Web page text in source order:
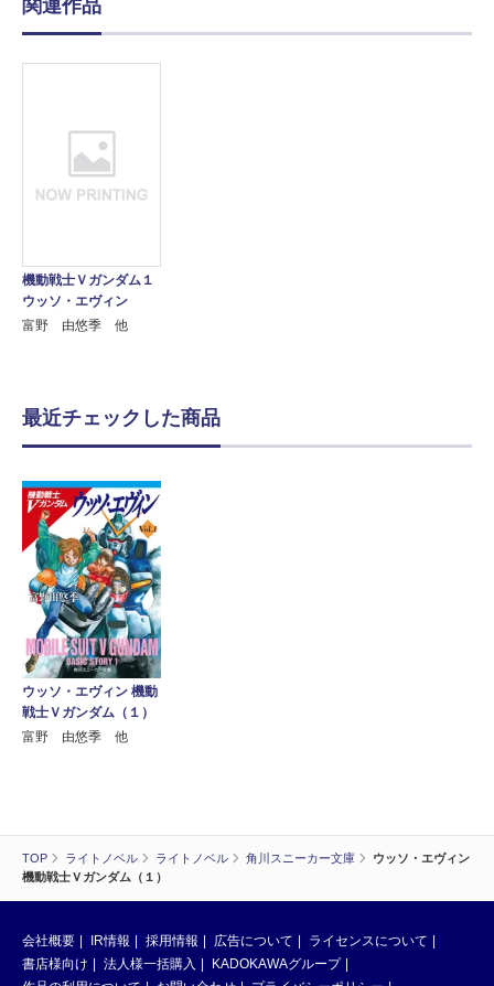
TOP ライトノベル ライトノベル 角川スニーカー文庫
ウッソ・エヴィン
機動戦士Ｖガンダム（１）
関連作品
機動戦士Ｖガンダム１
ウッソ・エヴィン
富野 由悠季 他
最近チェックした商品
ウッソ・エヴィン 機動
戦士Ｖガンダム（１）
富野 由悠季 他
会社概要 IR情報 採用情報 広告について
ライセンスについて
書店様向け
法人様一括購入
KADOKAWAグループ